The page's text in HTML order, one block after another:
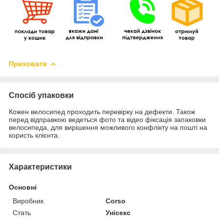
Приховати
Спосіб упаковки
Кожен велосипед проходить перевірку на дефекти. Також
перед відправкою ведеться фото та відео фіксація запаковки
велосипеда, для вирішення можливого конфлікту на пошті на
користь клієнта.
Характеристики
Основні
Виробник
Corso
Стать
Унісекс